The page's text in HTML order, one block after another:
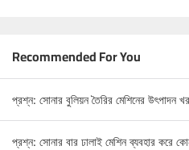
Recommended For You
প্রশ্ন: সোনার বুলিয়ন তৈরির মেশিনের উৎপাদন
প্রশ্ন: সোনার বার ঢালাই মেশিন ব্যবহার করে